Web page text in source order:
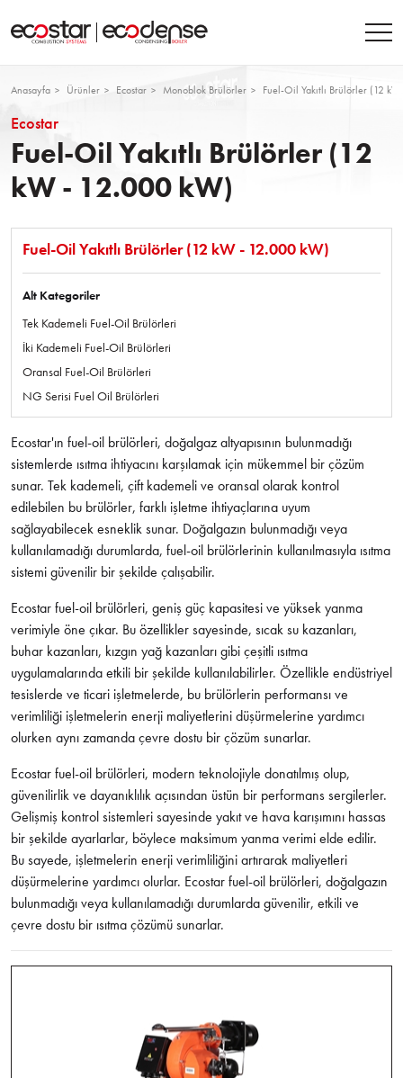
Anasayfa Ürünler Ecostar Monoblok Brülörler Fuel-Oil Yakıtlı Brülörler (12
Ecostar
Fuel-Oil Yakıtlı Brülörler (12
kW - 12.000 kW)
Fuel-Oil Yakıtlı Brülörler (12 kW - 12.000 kW)
Alt Kategoriler
Tek Kademeli Fuel-Oil Brülörleri
İki Kademeli Fuel-Oil Brülörleri
Oransal Fuel-Oil Brülörleri
NG Serisi Fuel Oil Brülörleri
Ecostar'ın fuel-oil brülörleri, doğalgaz altyapısının bulunmadığı
sistemlerde ısıtma ihtiyacını karşılamak için mükemmel bir çözüm
sunar. Tek kademeli, çift kademeli ve oransal olarak kontrol
edilebilen bu brülörler, farklı işletme ihtiyaçlarına uyum
sağlayabilecek esneklik sunar. Doğalgazın bulunmadığı veya
kullanılamadığı durumlarda, fuel-oil brülörlerinin kullanılmasıyla ısıtma
sistemi güvenilir bir şekilde çalışabilir.
Ecostar fuel-oil brülörleri, geniş güç kapasitesi ve yüksek yanma
verimiyle öne çıkar. Bu özellikler sayesinde, sıcak su kazanları,
buhar kazanları, kızgın yağ kazanları gibi çeşitli ısıtma
uygulamalarında etkili bir şekilde kullanılabilirler. Özellikle endüstriyel
tesislerde ve ticari işletmelerde, bu brülörlerin performansı ve
verimliliği işletmelerin enerji maliyetlerini düşürmelerine yardımcı
olurken aynı zamanda çevre dostu bir çözüm sunarlar.
Ecostar fuel-oil brülörleri, modern teknolojiyle donatılmış olup,
güvenilirlik ve dayanıklılık açısından üstün bir performans sergilerler.
Gelişmiş kontrol sistemleri sayesinde yakıt ve hava karışımını hassas
bir şekilde ayarlarlar, böylece maksimum yanma verimi elde edilir.
Bu sayede, işletmelerin enerji verimliliğini artırarak maliyetleri
düşürmelerine yardımcı olurlar. Ecostar fuel-oil brülörleri, doğalgazın
bulunmadığı veya kullanılamadığı durumlarda güvenilir, etkili ve
çevre dostu bir ısıtma çözümü sunarlar.